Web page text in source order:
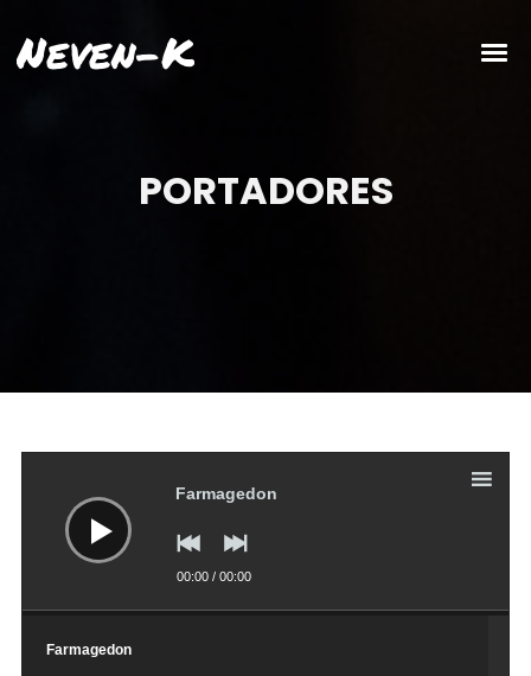
Neven-K
PORTADORES
Farmagedon
00:00/ 00:00
Farmagedon